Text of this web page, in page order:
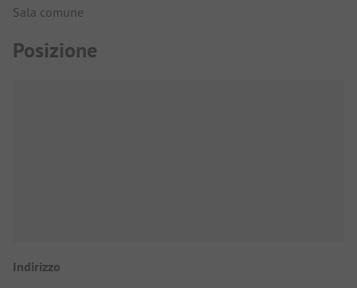
Sala comune
Posizione
Indirizzo